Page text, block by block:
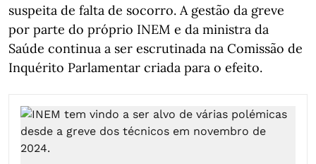
suspeita de falta de socorro. A gestão da greve
por parte do próprio INEM e da ministra da
Saúde continua a ser escrutinada na Comissão de
Inquérito Parlamentar criada para o efeito.